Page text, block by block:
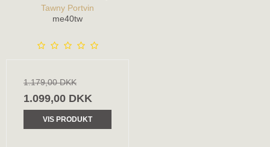
Tawny Portvin
me40tw
1.179,00 DKK
1.099,00 DKK
VIS PRODUKT